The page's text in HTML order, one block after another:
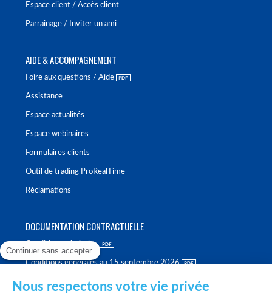
Espace client / Accès client
Parrainage / Inviter un ami
AIDE & ACCOMPAGNEMENT
Foire aux questions / Aide
Assistance
Espace actualités
Espace webinaires
Formulaires clients
Outil de trading ProRealTime
Réclamations
DOCUMENTATION CONTRACTUELLE
Conditions générales
Conditions générales au 15 septembre 2026
Continuer sans accepter
Nous respectons votre vie privée